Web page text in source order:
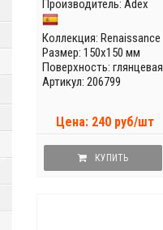
Производитель: Adex
Коллекция: Renaissance
Размер: 150x150 мм
Поверхность: глянцевая
Артикул: 206799
Цена: 240 руб/шт
КУПИТЬ